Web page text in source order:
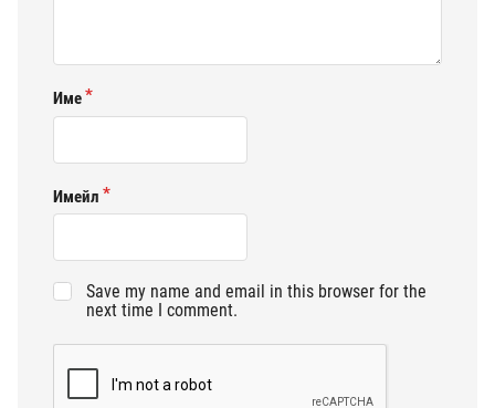
Име
Имейл
Save my name and email in this browser for the
next time I comment.